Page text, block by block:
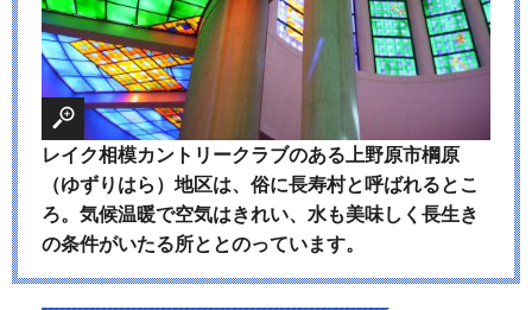
レイク相模カントリークラブのある上野原市棡原
（ゆずりはら）地区は、俗に長寿村と呼ばれるとこ
ろ。気候温暖で空気はきれい、水も美味しく長生き
の条件がいたる所ととのっています。